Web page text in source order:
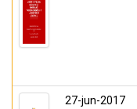
27-jun-2017